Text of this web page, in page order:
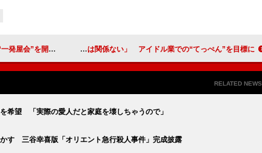
うと思っている」 橋本環奈、彼氏に求める条件「部活は関係ない」 アイドル業での“てっぺん”を目標に
RELATED NEWS
希望 「実際の愛人だと家庭を壊しちゃうので」
す 三谷幸喜版「オリエント急行殺人事件」完成披露